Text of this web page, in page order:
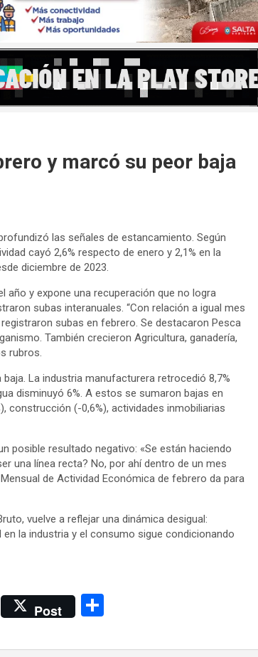
y marcó su peor baja
las señales de estancamiento. Según
cayó 2,6% respecto de enero y 2,1% en la
diciembre de 2023.
año y expone una recuperación que no logra
subas interanuales. “Con relación a igual mes
subas en febrero. Se destacaron Pesca
También crecieron Agricultura, ganadería,
rubros.
La industria manufacturera retrocedió 8,7%
disminuyó 6%. A estos se sumaron bajas en
construcción (-0,6%), actividades inmobiliarias
posible resultado negativo: «Se están haciendo
una línea recta? No, por ahí dentro de un mes
de Actividad Económica de febrero da para
vuelve a reflejar una dinámica desigual:
la industria y el consumo sigue condicionando
Post
m